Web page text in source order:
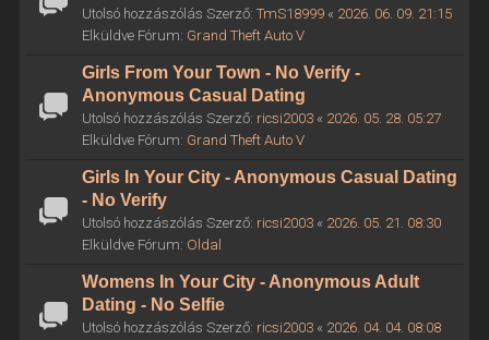
Utolsó hozzászólás Szerző: TmS18999« 2026. 06. 09. 21:15
Elküldve Fórum: Grand Theft Auto V
Girls From Your Town - No Verify -
Anonymous Casual Dating
Utolsó hozzászólás Szerző: ricsi2003« 2026. 05. 28. 05:27
Elküldve Fórum: Grand Theft Auto V
Girls In Your City - Anonymous Casual Dating
- No Verify
Utolsó hozzászólás Szerző: ricsi2003« 2026. 05. 21. 08:30
Elküldve Fórum: Oldal
Womens In Your City - Anonymous Adult
Dating - No Selfie
Utolsó hozzászólás Szerző: ricsi2003« 2026. 04. 04. 08:08